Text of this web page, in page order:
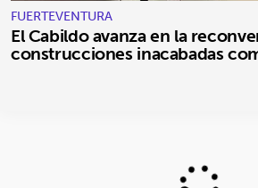
FUERTEVENTURA
El Cabildo avanza en la
construcciones inacabadas